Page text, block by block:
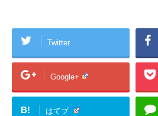
Twitter
Google+
B! はてブ